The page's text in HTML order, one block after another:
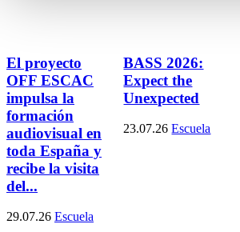
El proyecto
OFF ESCAC
impulsa la
formación
audiovisual en
toda España y
recibe la visita
del...
29.07.26 Escuela
BASS 2026:
Expect the
Unexpected
23.07.26 Escuela